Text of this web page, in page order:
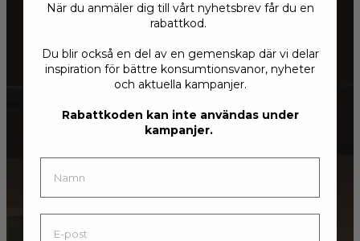
När du anmäler dig till vårt nyhetsbrev får du en
rabattkod.
Du blir också en del av en gemenskap där vi delar
inspiration för bättre konsumtionsvanor, nyheter
och aktuella kampanjer.
Rabattkoden kan inte användas under
kampanjer.